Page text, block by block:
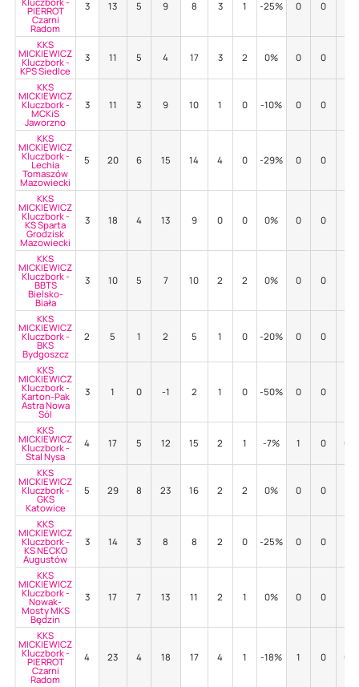
PIERROT
Czarni
Radom
3 13 5 9 8 3 1 -25% 0 0
KKS
MICKIEWICZ
Kluczbork -
KPS Siedlce
3 11 5 4 17 3 2 0% 0 0
KKS
MICKIEWICZ
Kluczbork -
MCKiS
Jaworzno
3 11 3 9 10 1 0 -10% 0 0
KKS
MICKIEWICZ
Kluczbork -
Lechia
Tomaszów
Mazowiecki
5 20 6 15 14 4 0 -29% 0 0
KKS
MICKIEWICZ
Kluczbork -
KS Sparta
Grodzisk
Mazowiecki
3 18 4 13 9 0 0 0% 0 0
KKS
MICKIEWICZ
Kluczbork -
BBTS
Bielsko-
Biała
3 10 5 7 10 2 2 0% 0 0
KKS
MICKIEWICZ
Kluczbork -
BKS
Bydgoszcz
2 5 1 2 5 1 0 -20% 0 0
KKS
MICKIEWICZ
Kluczbork -
Karton-Pak
Astra Nowa
Sól
3 1 0 -1 2 1 0 -50% 0 0
KKS
MICKIEWICZ
Kluczbork -
Stal Nysa
4 17 5 12 15 2 1 -7% 1 0 0%
KKS
MICKIEWICZ
Kluczbork -
GKS
Katowice
5 29 8 23 16 2 2 0% 0 0
KKS
MICKIEWICZ
Kluczbork -
KS NECKO
Augustów
3 14 3 8 8 2 0 -25% 0 0
KKS
MICKIEWICZ
Kluczbork -
Nowak-
Mosty MKS
Będzin
3 17 7 13 11 2 1 0% 0 0
KKS
MICKIEWICZ
Kluczbork -
PIERROT
Czarni
Radom
4 23 4 18 17 4 1 -18% 1 0 0%